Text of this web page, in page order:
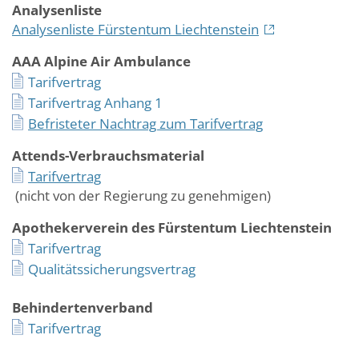
Analysenliste
Analysenliste Fürstentum Liechtenstein
AAA Alpine Air Ambulance
Tarifvertrag
Tarifvertrag Anhang 1
Befristeter Nachtrag zum Tarifvertrag
Attends-Verbrauchsmaterial
Tarifvertrag
(nicht von der Regierung zu genehmigen)
Apothekerverein des Fürstentum Liechtenstein
Tarifvertrag
Qualitätssicherungsvertrag
Behindertenverband
Tarifvertrag